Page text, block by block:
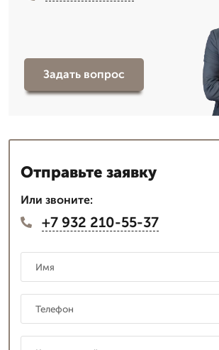
Задать вопрос
Отправьте заявку
Или звоните:
+7 932 210-55-37